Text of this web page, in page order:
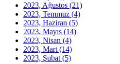
2023, Ağustos (21)
2023, Temmuz (4)
2023, Haziran (5)
2023, Mayıs (14)
2023, Nisan (4)
2023, Mart (14)
2023, Şubat (5)